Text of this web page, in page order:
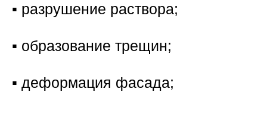
▪️ разрушение раствора;
▪️ образование трещин;
▪️ деформация фасада;